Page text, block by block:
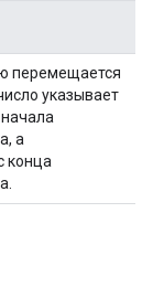
перемещается
указывает
а
конца